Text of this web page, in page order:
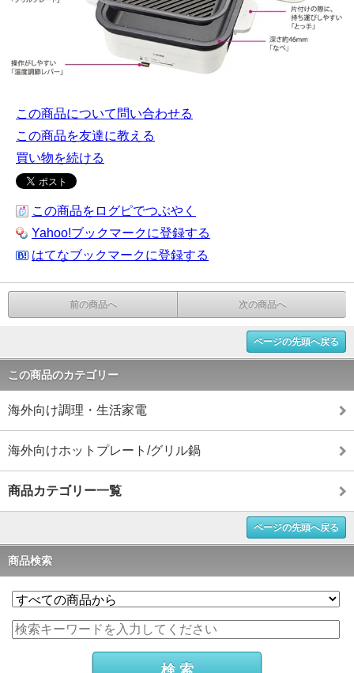
この商品について問い合わせる
この商品を友達に教える
買い物を続ける
この商品をログピでつぶやく
Yahoo!ブックマークに登録する
はてなブックマークに登録する
前の商品へ 次の商品へ
ページの先頭へ戻る
この商品のカテゴリー
海外向け調理・生活家電
海外向けホットプレート/グリル鍋
商品カテゴリー一覧
ページの先頭へ戻る
商品検索